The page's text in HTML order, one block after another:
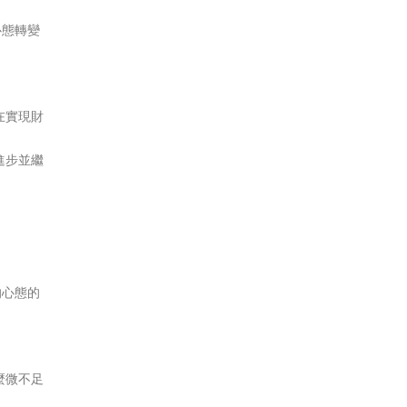
轉變
實現財
步並繼
態的
微不足